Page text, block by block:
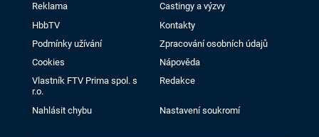
Reklama
Castingy a výzvy
HbbTV
Kontakty
Podmínky užívání
Zpracování osobních údajů
Cookies
Nápověda
Vlastník FTV Prima spol. s
r.o.
Redakce
Nahlásit chybu Nastavení soukromí